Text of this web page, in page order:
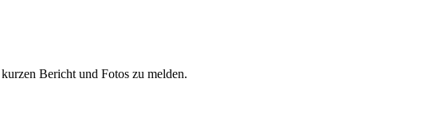
Bericht und Fotos zu melden.